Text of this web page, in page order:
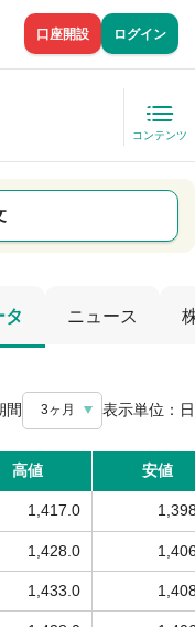
口座開設 ログイン
コンテンツ
タ ニュース
間 3ヶ月 表示単位： 日
高値 安値
1,417.0
1,428.0
1,433.0